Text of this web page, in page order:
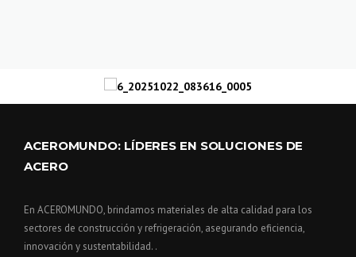
ACEROMUNDO: LÍDERES EN SOLUCIONES DE
ACERO
En ACEROMUNDO, brindamos materiales de alta calidad para los
sectores de construcción y refrigeración, asegurando eficiencia,
innovación y sustentabilidad. .